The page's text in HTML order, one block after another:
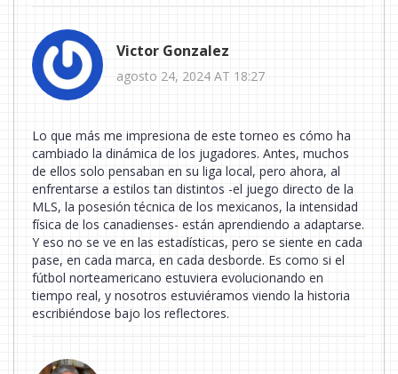
Victor Gonzalez
agosto 24, 2024 AT 18:27
Lo que más me impresiona de este torneo es cómo ha
cambiado la dinámica de los jugadores. Antes, muchos
de ellos solo pensaban en su liga local, pero ahora, al
enfrentarse a estilos tan distintos -el juego directo de la
MLS, la posesión técnica de los mexicanos, la intensidad
física de los canadienses- están aprendiendo a adaptarse.
Y eso no se ve en las estadísticas, pero se siente en cada
pase, en cada marca, en cada desborde. Es como si el
fútbol norteamericano estuviera evolucionando en
tiempo real, y nosotros estuviéramos viendo la historia
escribiéndose bajo los reflectores.